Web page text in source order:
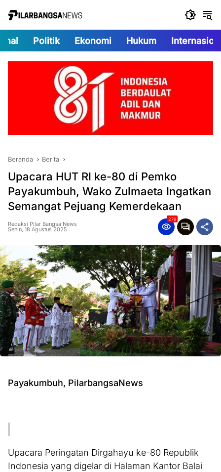
Politik Ekonomi Hukum
Beranda Berita
Upacara HUT RI ke-80 di Pemko
Payakumbuh, Wako Zulmaeta Ingatkan
Semangat Pejuang Kemerdekaan
Redaksi Pilar Bangsa News
Senin, 18 Agustus 2025
279
Payakumbuh, PilarbangsaNews
Upacara Peringatan Dirgahayu ke-80 Republik
Indonesia yang digelar di Halaman Kantor Balai